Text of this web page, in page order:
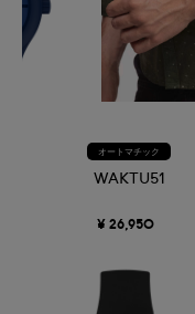
オートマチック
WAKTU51
¥ 26,950